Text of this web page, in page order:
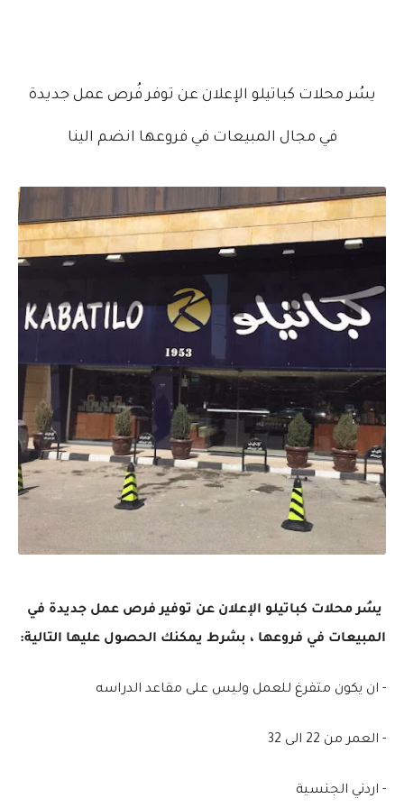
يسُر محلات كباتيلو الإعلان عن توفر فُرص عمل جديدة
في مجال المبيعات في فروعها انضم الينا
يسُر محلات كباتيلو الإعلان عن توفير فرص عمل جديدة في
المبيعات في فروعها ، بشرط يمكنك الحصول عليها التالية:
- ان يكون متفرغ للعمل وليس على مقاعد الدراسه
- العمر من 22 الى 32
- اردني الجنسية